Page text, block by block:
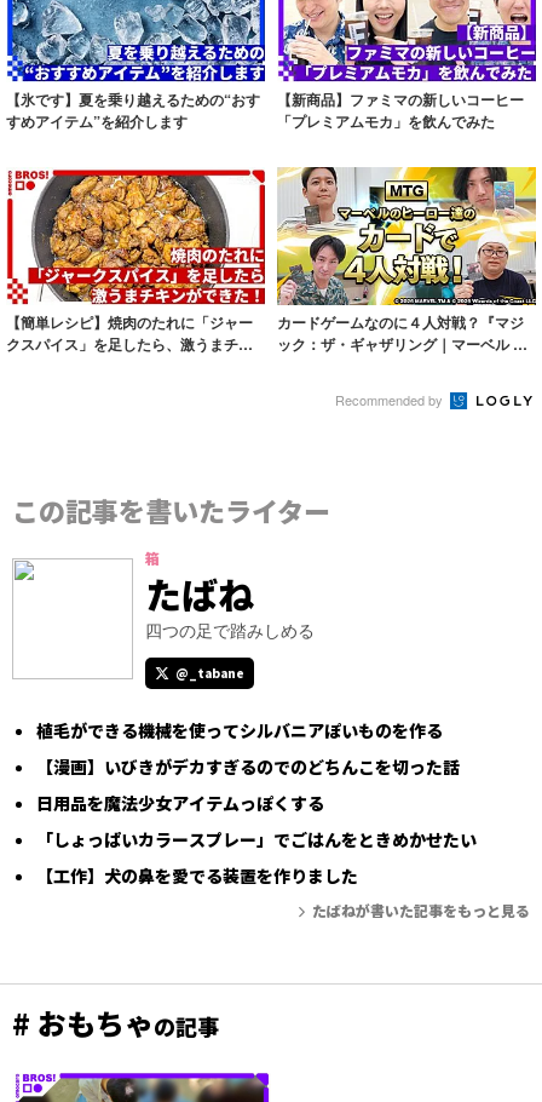
【氷です】夏を乗り越えるための“おす
すめアイテム”を紹介します
【新商品】ファミマの新しいコーヒー
「プレミアムモカ」を飲んでみた
【簡単レシピ】焼肉のたれに「ジャー
クスパイス」を足したら、激うまチキ
カードゲームなのに４人対戦？『マジ
ック：ザ・ギャザリング｜マーベル ス
Recommended by
この記事を書いたライター
箱
たばね
四つの足で踏みしめる
@_tabane
植毛ができる機械を使ってシルバニアぽいものを作る
【漫画】いびきがデカすぎるのでのどちんこを切った話
日用品を魔法少女アイテムっぽくする
「しょっぱいカラースプレー」でごはんをときめかせたい
【工作】犬の鼻を愛でる装置を作りました
たばねが書いた記事をもっと見る
# おもちゃの記事